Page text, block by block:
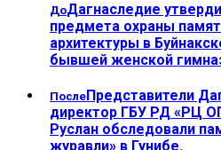
ДоДагнаследие
предмета охраны
архитектуры в
бывшей женской
После Представители
директор ГБУ РД «РЦ
Руслан обследовали
журавли» в Гунибе.